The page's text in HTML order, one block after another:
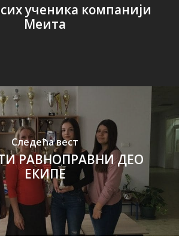
ученика компанији
Меита
Следећа вест
РАВНОПРАВНИ ДЕО
ЕКИПЕ